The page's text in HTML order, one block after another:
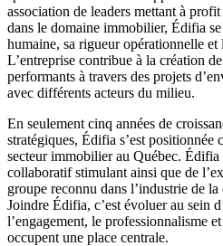
association de leaders mettant à
dans le domaine immobilier, Édifia
humaine, sa rigueur opérationnelle et
L’entreprise contribue à la création
performants à travers des projets
avec différents acteurs du milieu.
En seulement cinq années de
stratégiques, Édifia s’est positionnée
secteur immobilier au Québec.
collaboratif stimulant ainsi que de
groupe reconnu dans l’industrie de
Joindre Édifia, c’est évoluer au sein
l’engagement, le professionnalisme
occupent une place centrale.